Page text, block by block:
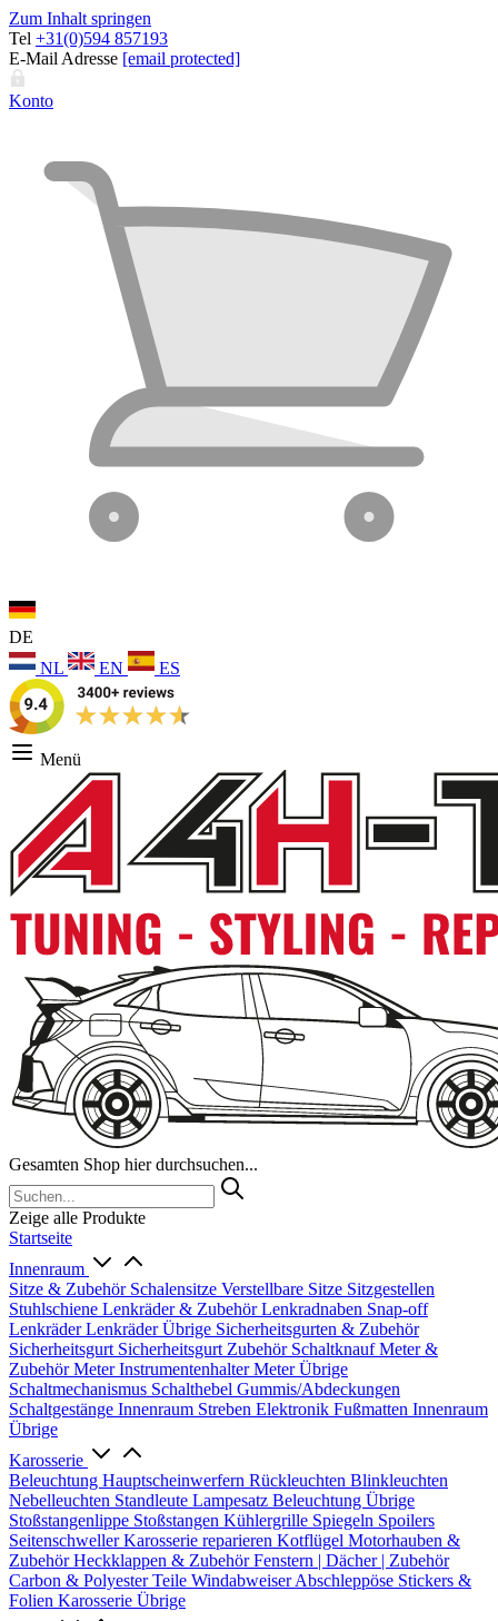
Zum Inhalt springen
Tel +31(0)594 857193
E-Mail Adresse [email protected]
Konto
DE
NL
EN ES
Menü
Gesamten Shop hier durchsuchen...
Zeige alle Produkte
Startseite
Innenraum
Sitze & Zubehör Schalensitze Verstellbare Sitze Sitzgestellen
Stuhlschiene Lenkräder & ZubehörLenkradnaben Snap-off
LenkräderLenkräder Übrige Sicherheitsgurten & Zubehör
Sicherheitsgurt Sicherheitsgurt Zubehör SchaltknaufMeter &
ZubehörMeterInstrumentenhalterMeter Übrige
Schaltmechanismus Schalthebel Gummis/Abdeckungen
Schaltgestänge Innenraum Streben Elektronik Fußmatten Innenraum
Übrige
Karosserie
Beleuchtung Hauptscheinwerfern Rückleuchten Blinkleuchten
Nebelleuchten Standleute Lampesatz Beleuchtung Übrige
Stoßstangenlippe Stoßstangen Kühlergrille Spiegeln Spoilers
SeitenschwellerKarosserie reparieren Kotflügel Motorhauben &
ZubehörHeckklappen & ZubehörFenstern | Dächer | Zubehör
Carbon & Polyester Teile WindabweiserAbschleppöse Stickers &
Folien Karosserie Übrige